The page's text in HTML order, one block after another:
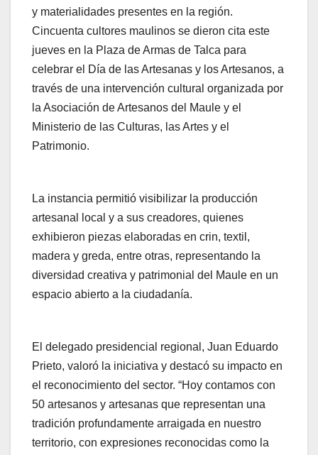
y materialidades presentes en la región.
Cincuenta cultores maulinos se dieron cita este
jueves en la Plaza de Armas de Talca para
celebrar el Día de las Artesanas y los Artesanos, a
través de una intervención cultural organizada por
la Asociación de Artesanos del Maule y el
Ministerio de las Culturas, las Artes y el
Patrimonio.
La instancia permitió visibilizar la producción
artesanal local y a sus creadores, quienes
exhibieron piezas elaboradas en crin, textil,
madera y greda, entre otras, representando la
diversidad creativa y patrimonial del Maule en un
espacio abierto a la ciudadanía.
El delegado presidencial regional, Juan Eduardo
Prieto, valoró la iniciativa y destacó su impacto en
el reconocimiento del sector. “Hoy contamos con
50 artesanos y artesanas que representan una
tradición profundamente arraigada en nuestro
territorio, con expresiones reconocidas como la